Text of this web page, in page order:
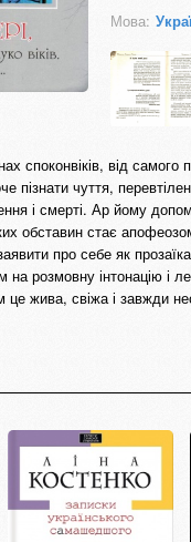
Мова:
споконвіків, від
пізнати чуття,
і смерті. Ар йому
обставин стає
про себе як
розмовну інтонацію і
це жива, свіжа і завжди